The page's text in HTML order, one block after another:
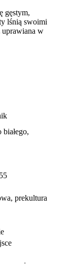
gęstym,
lśnią swoimi
w
białego,
prekultura